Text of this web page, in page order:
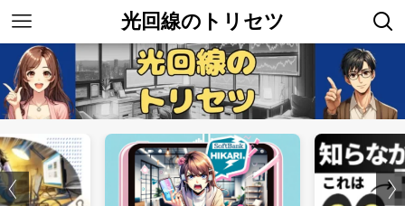
光回線のトリセツ